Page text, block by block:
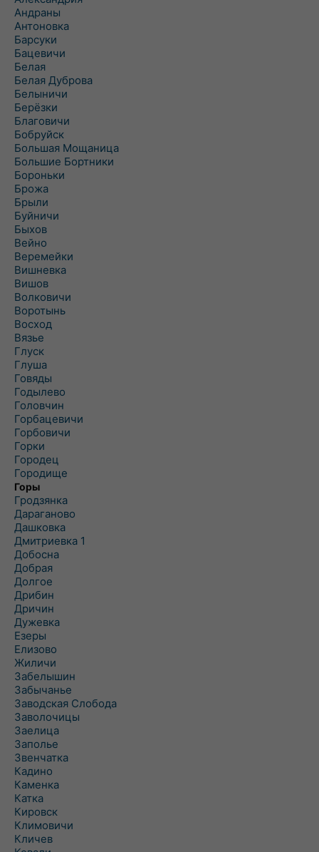
Андраны
Антоновка
Барсуки
Бацевичи
Белая
Белая Дуброва
Белыничи
Берёзки
Благовичи
Бобруйск
Большая Мощаница
Большие Бортники
Бороньки
Брожа
Брыли
Буйничи
Быхов
Вейно
Веремейки
Вишневка
Вишов
Волковичи
Воротынь
Восход
Вязье
Глуск
Глуша
Говяды
Годылево
Головчин
Горбацевичи
Горбовичи
Горки
Городец
Городище
Горы
Гродзянка
Дараганово
Дашковка
Дмитриевка 1
Добосна
Добрая
Долгое
Дрибин
Дричин
Дужевка
Езеры
Елизово
Жиличи
Забелышин
Забычанье
Заводская Слобода
Заволочицы
Заелица
Заполье
Звенчатка
Кадино
Каменка
Катка
Кировск
Климовичи
Кличев